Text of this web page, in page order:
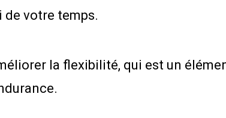
de votre temps.
la flexibilité, qui est un